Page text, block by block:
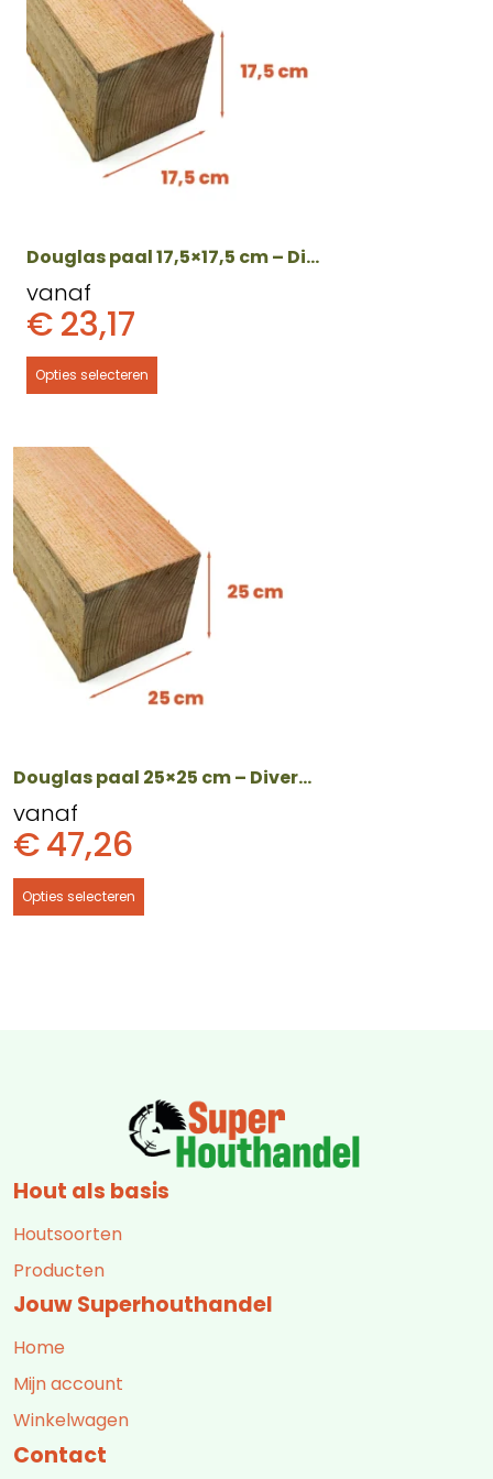
Douglas paal 17,5×17,5 cm – Diverse lengtes
vanaf
€23,17
Opties selecteren
meerdere
variaties.
Deze
optie
gekozen
productpagina
Douglas paal 25×25 cm – Diverse lengtes
vanaf
€47,26
Opties selecteren
Dit
product
heeft
meerdere
variaties.
Deze
optie
gekozen
productpagina
Hout als basis
Houtsoorten
Producten
Jouw Superhouthandel
Home
Mijn account
Winkelwagen
Contact